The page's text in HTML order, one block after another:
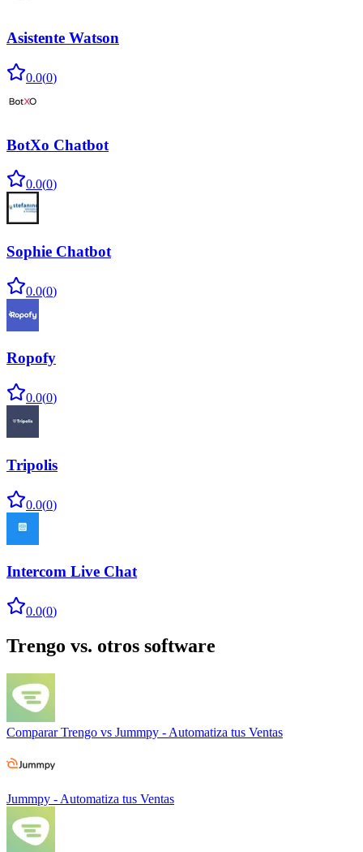
Asistente Watson
0.0(0)
BotXo Chatbot
0.0(0)
Sophie Chatbot
0.0(0)
Ropofy
0.0(0)
Tripolis
0.0(0)
Intercom Live Chat
0.0(0)
Trengo vs. otros software
Comparar Trengo vs Jummpy - Automatiza tus Ventas
Jummpy - Automatiza tus Ventas